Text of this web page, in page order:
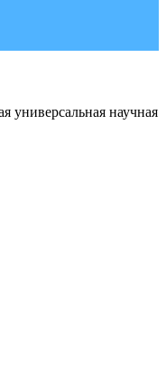
универсальная научная